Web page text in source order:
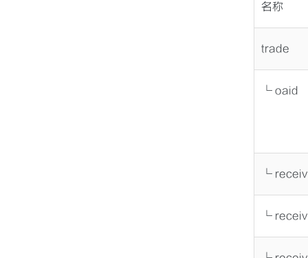
名称
trade
└ oaid
└
└